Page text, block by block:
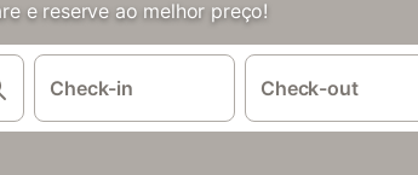
e reserve ao melhor preço!
Check-in Check-out